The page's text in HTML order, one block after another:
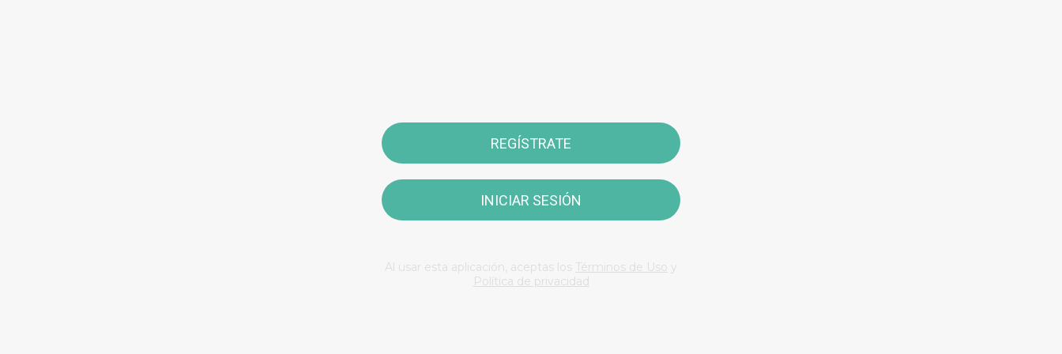
REGÍSTRATE
INICIAR SESIÓN
Al usar esta aplicación, aceptas los Términos de Uso
y
Política de privacidad